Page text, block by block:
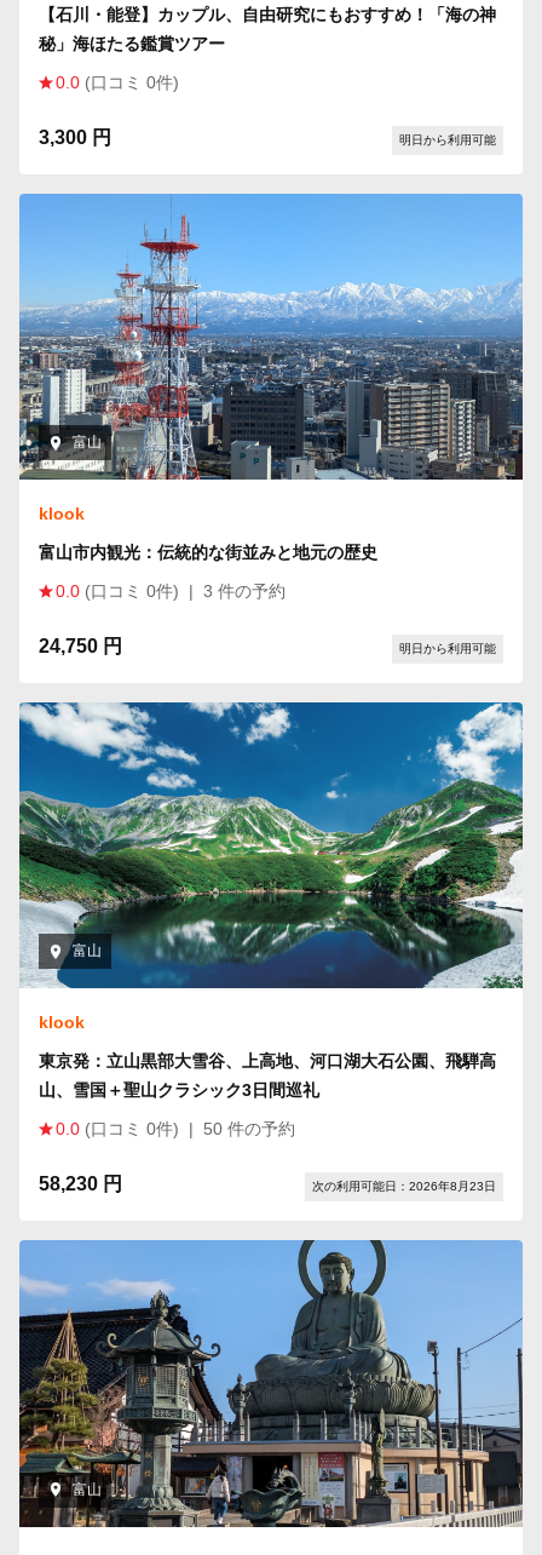
【石川・能登】カップル、自由研究にもおすすめ！「海の神
秘」海ほたる鑑賞ツアー
0.0 (口コミ 0件)
3,300 円 明日から利用可能
富山
klook
富山市内観光：伝統的な街並みと地元の歴史
0.0 (口コミ 0件) | 3 件の予約
24,750 円 明日から利用可能
富山
klook
東京発：立山黒部大雪谷、上高地、河口湖大石公園、飛騨高
山、雪国＋聖山クラシック3日間巡礼
0.0 (口コミ 0件) | 50 件の予約
58,230 円 次の利用可能日：2026年8月23日
富山